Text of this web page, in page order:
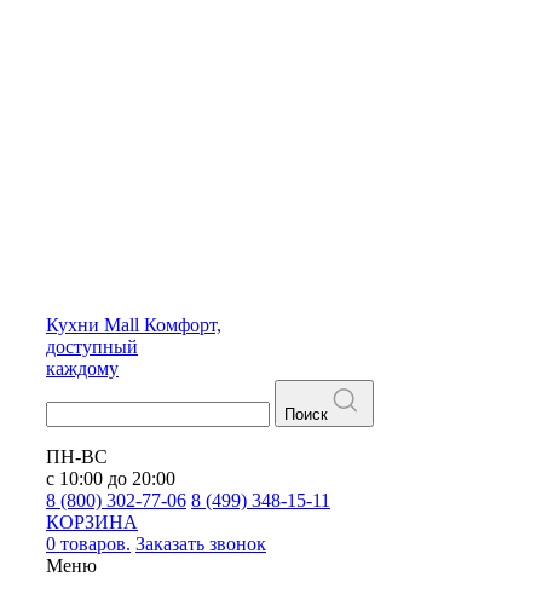
Кухни Mall Комфорт,
доступный
каждому
Поиск
ПН-ВС
с 10:00 до 20:00
8 (800) 302-77-06 8 (499) 348-15-11
КОРЗИНА
0 товаров. Заказать звонок
Меню